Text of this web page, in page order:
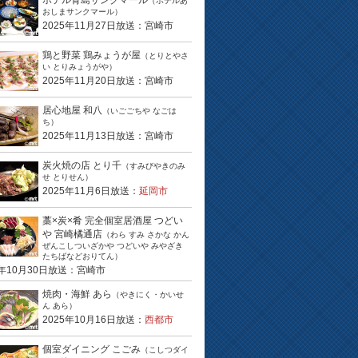
おしまサンクマール）
2025年11月27日放送：宮崎市
鶏と野菜 鶏みょうが屋 （とりとやさ
い とりみょうがや）
2025年11月20日放送：宮崎市
居心地屋 和八 （いごごちや なごは
ち）
2025年11月13日放送：宮崎市
炭火焼の店 とり千 （すみびやきのみ
せ とりせん）
2025年11月6日放送： 延岡市
藁×炭×肴 完全個室居酒屋 つどい
や 宮崎橘通店 （わら すみ さかな かん
ぜんこしついざかや つどいや みやざき
たちばなどおりてん）
10月30日放送：宮崎市
焼肉・海鮮 あら
（やきにく・かいせ
ん あら）
2025年10月16日放送： 西都市
個室ダイニング こごみ （こしつダイ